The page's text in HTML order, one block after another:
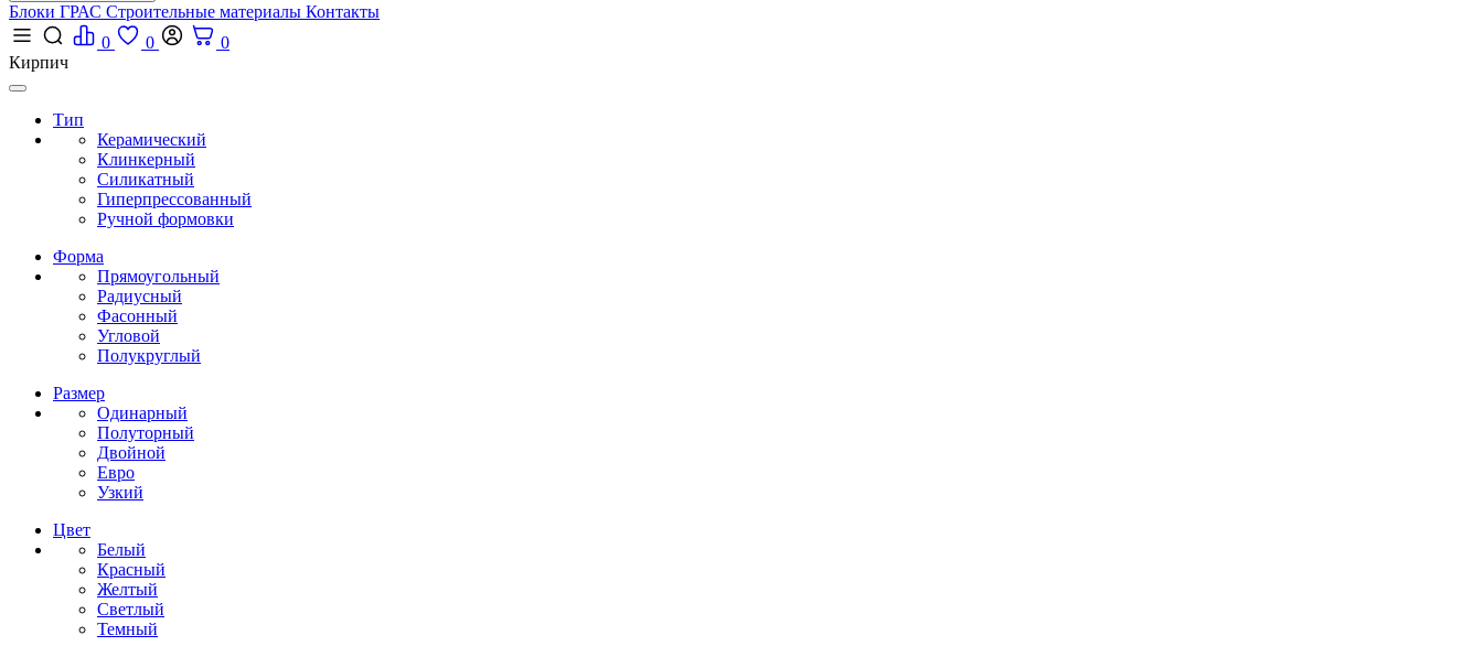
Блоки ГРАС Строительные материалы Контакты
0
0
0
Кирпич
Тип
Керамический
Клинкерный
Силикатный
Гиперпрессованный
Ручной формовки
Форма
Прямоугольный
Радиусный
Фасонный
Угловой
Полукруглый
Размер
Одинарный
Полуторный
Двойной
Евро
Узкий
Цвет
Белый
Красный
Желтый
Светлый
Темный